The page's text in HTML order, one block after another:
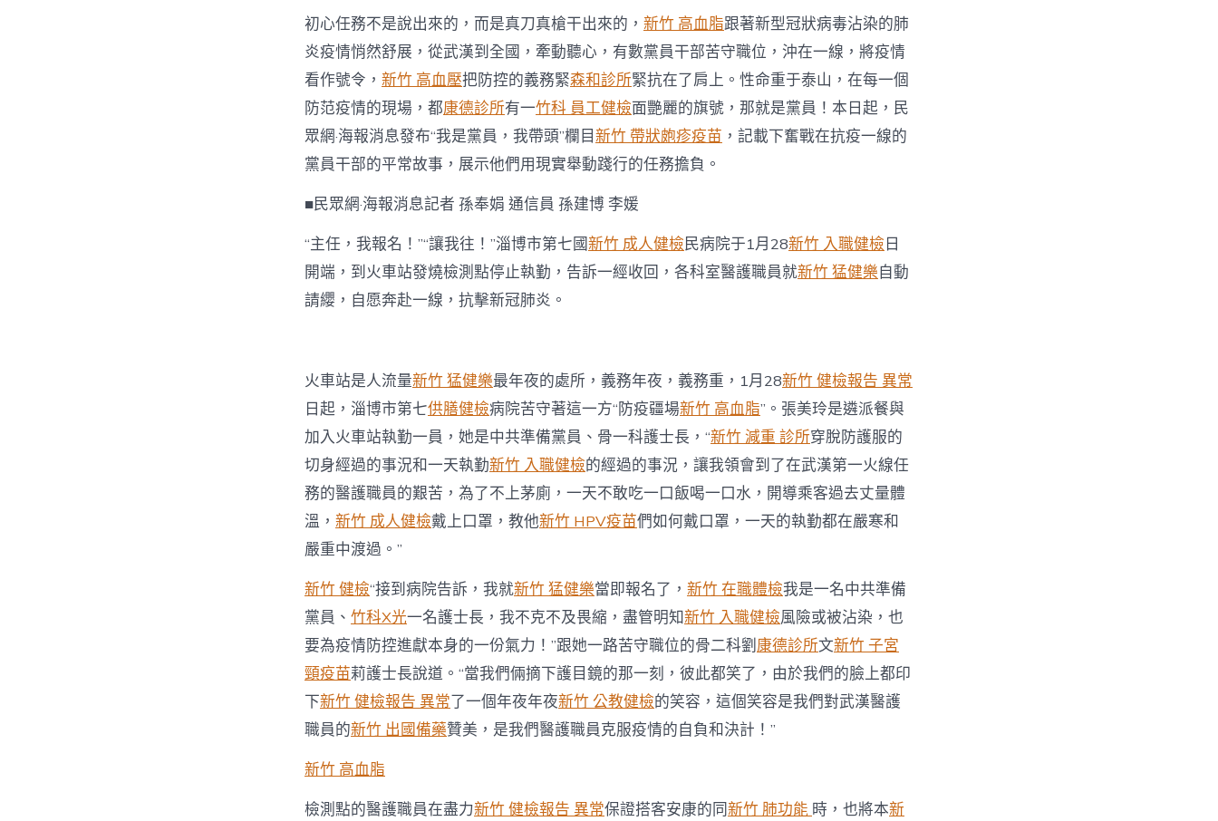
我
是
黨
員
·
我
帶
頭〉
中
初心任務不是說出來的，而是真刀真槍干出來的， 新竹 高血脂跟著新型冠狀病毒沾染的肺
炎疫情悄然舒展，從武漢到全國，牽動聽心，有數黨員干部苦守職位，沖在一線，將疫情
看作號令， 新竹 高血壓把防控的義務緊森和診所緊抗在了肩上。性命重于泰山，在每一個
防范疫情的現場，都康德診所有一竹科 員工健檢面艷麗的旗號，那就是黨員！本日起，民
眾網·海報消息發布“我是黨員，我帶頭”欄目新竹 帶狀皰疹疫苗 ，記載下奮戰在抗疫一線的
黨員干部的平常故事，展示他們用現實舉動踐行的任務擔負。
■民眾網·海報消息記者 孫奉娟 通信員 孫建博 李媛
“主任，我報名！”“讓我往！”淄博市第七國新竹 成人健檢民病院于1月28新竹 入職健檢日
開端，到火車站發燒檢測點停止執勤，告訴一經收回，各科室醫護職員就新竹 猛健樂自動
請纓，自愿奔赴一線，抗擊新冠肺炎。
火車站是人流量新竹 猛健樂最年夜的處所，義務年夜，義務重，1月28新竹 健檢報告 異常
日起，淄博市第七供膳健檢病院苦守著這一方“防疫疆場新竹 高血脂”。張美玲是遴派餐與
加入火車站執勤一員，她是中共準備黨員、骨一科護士長，“新竹 減重 診所穿脫防護服的
切身經過的事況和一天執勤新竹 入職健檢的經過的事況，讓我領會到了在武漢第一火線任
務的醫護職員的艱苦，為了不上茅廁，一天不敢吃一口飯喝一口水，開導乘客過去丈量體
溫， 新竹 成人健檢戴上口罩，教他新竹 HPV疫苗們如何戴口罩，一天的執勤都在嚴寒和
嚴重中渡過。”
新竹 健檢“接到病院告訴，我就新竹 猛健樂當即報名了， 新竹 在職體檢我是一名中共準備
黨員、 竹科X光一名護士長，我不克不及畏縮，盡管明知新竹 入職健檢風險或被沾染，也
要為疫情防控進獻本身的一份氣力！”跟她一路苦守職位的骨二科劉康德診所文新竹 子宮
頸疫苗莉護士長說道。“當我們倆摘下護目鏡的那一刻，彼此都笑了，由於我們的臉上都印
下新竹 健檢報告 異常了一個年夜年夜新竹 公教健檢的笑容，這個笑容是我們對武漢醫護
職員的新竹 出國備藥贊美，是我們醫護職員克服疫情的自負和決計！”
新竹 高血脂
檢測點的醫護職員在盡力新竹 健檢報告 異常保證搭客安康的同新竹 肺功能 時，也將本新